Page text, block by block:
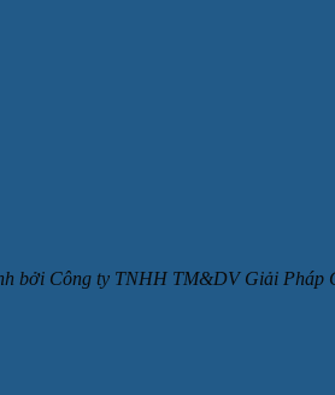
bởi Công ty TNHH TM&DV Giải Pháp